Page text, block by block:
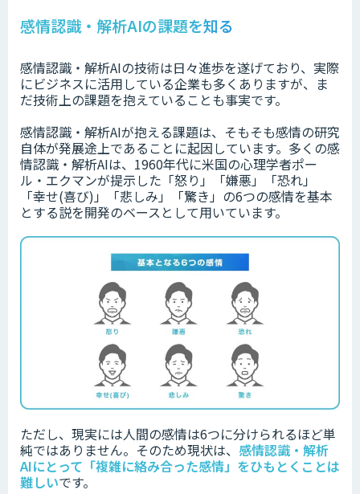
感情認識・解析AIの課題を知る
感情認識・解析AIの技術は日々進歩を遂げており、実際
にビジネスに活用している企業も多くありますが、ま
だ技術上の課題を抱えていることも事実です。
感情認識・解析AIが抱える課題は、そもそも感情の研究
自体が発展途上であることに起因しています。 多くの感
情認識・解析AIは、1960年代に米国の心理学者ポー
ル・エクマンが提示した「怒り」「嫌悪」「恐れ」
「幸せ(喜び)」「悲しみ」「驚き」の6つの感情を基本
とする説を開発のベースとして用いています。
ただし、現実には人間の感情は6つに分けられるほど単
純ではありません。 そのため現状は、 感情認識・解析
AIにとって「複雑に絡み合った感情」をひもとくことは
難しいです。